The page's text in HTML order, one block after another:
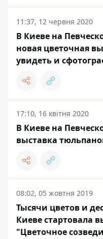
11:37, 12 червня 2020
В Киеве на
новая цветочная
увидеть и
17:10, 16 квітня 2020
В Киеве на
выставка
08:02, 05 жовтня 2019
Тысячи цветов и
Киеве стартовала
"Цветочное